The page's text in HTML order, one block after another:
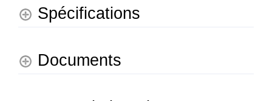
Spécifications
Documents